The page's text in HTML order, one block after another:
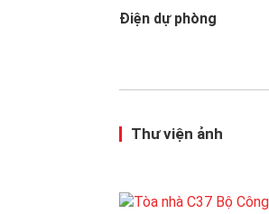
Điện dự phòng
Thư viện ảnh